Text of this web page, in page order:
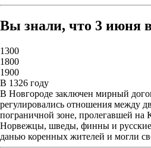
Вы знали, что 3 июня
1300
1800
1900
В 1326 году
В Новгороде заключен мирный
регулировались отношения между
пограничной зоне, пролегавшей на
Норвежцы, шведы, финны и русские
данью коренных жителей и могли